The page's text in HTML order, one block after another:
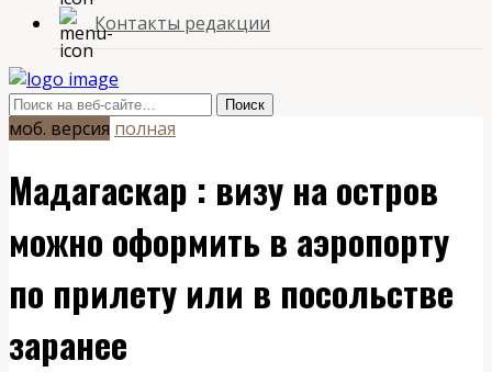
Контакты редакции
моб. версия полная
Мадагаскар : визу на остров
можно оформить в аэропорту
по прилету или в посольстве
заранее